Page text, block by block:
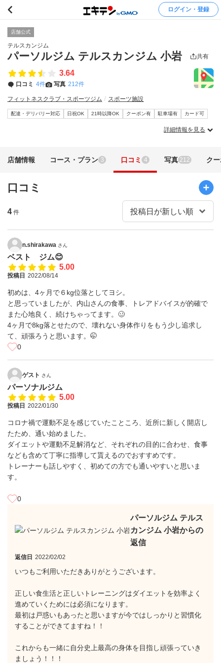
ログイン・登録
店舗公式
テルスカンジム
パーソルジム テルスカンジム 小岩 共有
3.64
口コミ 4件 写真 212件
フィットネスクラブ・スポーツジム スポーツ施設
配達・デリバリー対応 日祝OK 21時以降OK クーポン有 駐車場有 カード可
詳細情報を見る
店舗情報 コース・プラン 3 口コミ 4 写真 212 ク
口コミ
4 件
n.shirakawa さん
ベスト ジム😊
5.00
投稿日 2022/08/14
初めは、4ヶ月で６kg位落としてヨシ。
と思っていましたが、内山さんの食事、トレアドバイスが的確で
また心地良く、続けちゃってます。🥴
4ヶ月で8kg落とせたので、壊れない身体作りをもう少し追求し
て、頑張ろうと思います。🤭
0
ゲスト さん
パーソナルジム
5.00
投稿日 2022/01/30
コロナ禍で運動不足を感じていたこところ、近所に新しく開店し
たため、通い始めました。
ダイエットや運動不足解消など、それぞれの目的に合わせ、食事
なども含めて丁寧に指導して貰えるのでおすすめです。
トレーナーも話しやすく、初めての方でも通いやすいと思いま
す。
0
パーソルジム テルス
カンジム 小岩からの
返信
返信日 2022/02/02
いつもご利用いただきありがとうございます。
正しい食生活と正しいトレーニングはダイエットを効率よく
進めていくためには必須になります。
最初は戸惑いもあったと思いますが今ではしっかりと習慣化
することができてますね！！
これからも一緒に自分史上最高の身体を目指し頑張っていき
ましょう！！！